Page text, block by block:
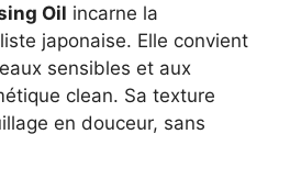
Oil incarne la
japonaise. Elle convient
sensibles et aux
clean. Sa texture
en douceur, sans